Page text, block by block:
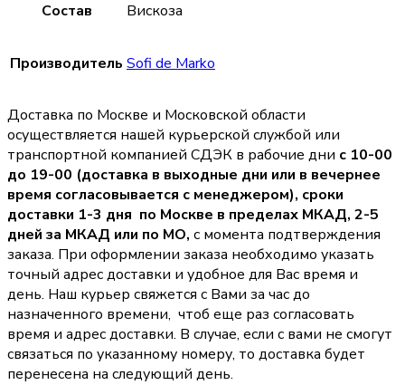
Состав Вискоза
Производитель Sofi de Marko
Доставка по Москве и Московской области
осуществляется нашей курьерской службой или
транспортной компанией СДЭК в рабочие дни с 10-00
до 19-00 (доставка в выходные дни или в вечернее
время согласовывается с менеджером), сроки
доставки 1-3 дня по Москве в пределах МКАД, 2-5
дней за МКАД или по МО, с момента подтверждения
заказа. При оформлении заказа необходимо указать
точный адрес доставки и удобное для Вас время и
день. Наш курьер свяжется с Вами за час до
назначенного времени, чтоб еще раз согласовать
время и адрес доставки. В случае, если с вами не смогут
связаться по указанному номеру, то доставка будет
перенесена на следующий день.